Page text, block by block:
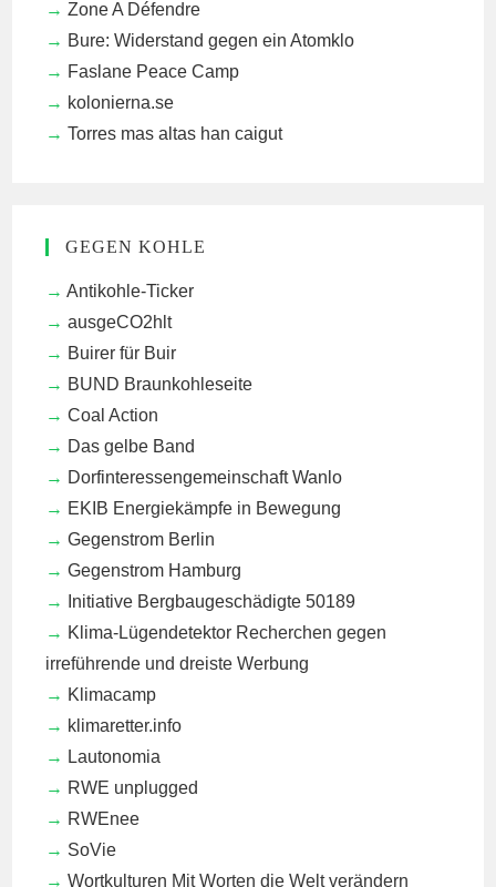
Zone A Défendre
Bure: Widerstand gegen ein Atomklo
Faslane Peace Camp
kolonierna.se
Torres mas altas han caigut
GEGEN KOHLE
Antikohle-Ticker
ausgeCO2hlt
Buirer für Buir
BUND Braunkohleseite
Coal Action
Das gelbe Band
Dorfinteressengemeinschaft Wanlo
EKIB Energiekämpfe in Bewegung
Gegenstrom Berlin
Gegenstrom Hamburg
Initiative Bergbaugeschädigte 50189
Klima-Lügendetektor Recherchen gegen
irreführende und dreiste Werbung
Klimacamp
klimaretter.info
Lautonomia
RWE unplugged
RWEnee
SoVie
Wortkulturen Mit Worten die Welt verändern